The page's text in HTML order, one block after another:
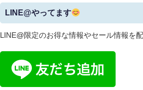
LINE@やってます
LINE@限定のお得な情報やセール情報を